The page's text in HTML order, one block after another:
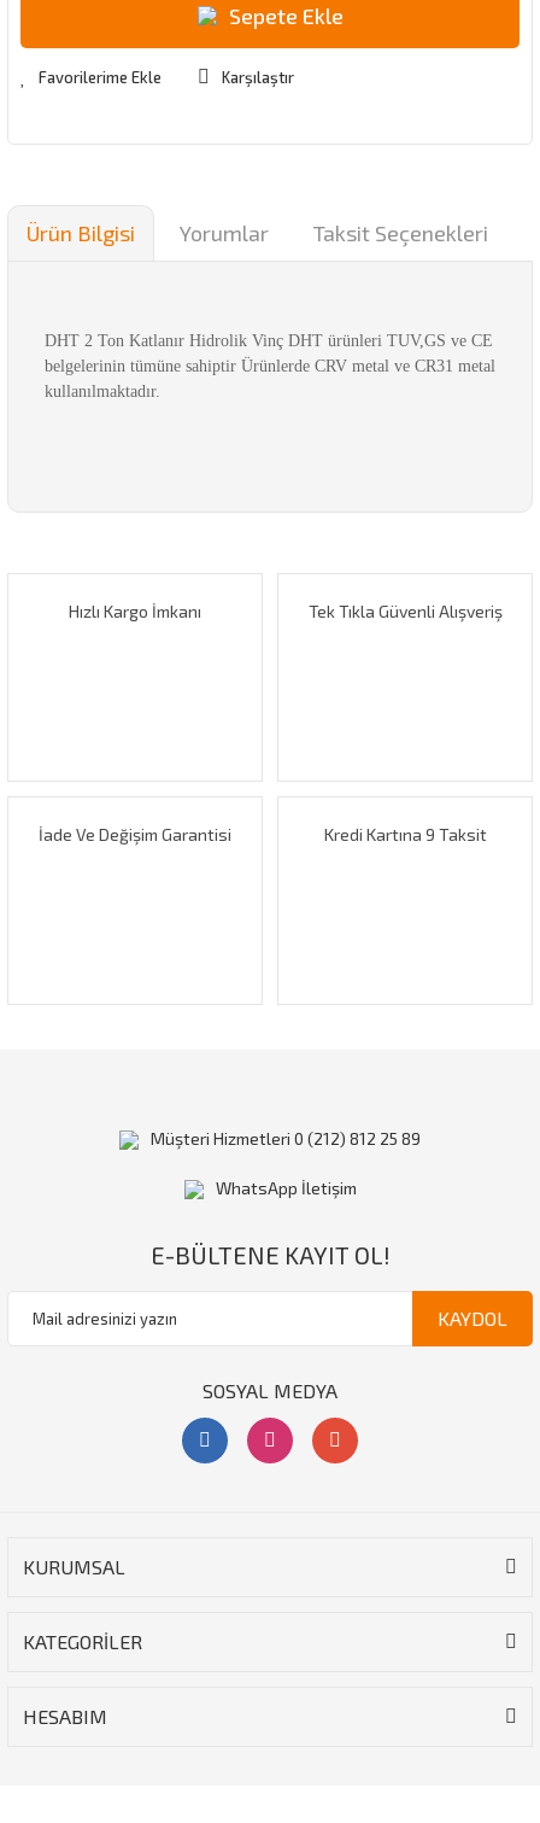
Sepete Ekle
Karşılaştır
Ürün Bilgisi Yorumlar Taksit Seçenekleri
DHT 2 Ton Katlanır Hidrolik Vinç DHT ürünleri TUV,GS ve CE
belgelerinin tümüne sahiptir Ürünlerde CRV metal ve CR31 metal
kullanılmaktadır.
Görüş ve önerileriniz için teşekkür ederiz.
Hızlı Kargo İmkanı Tek Tıkla Güvenli Alışveriş
İade Ve Değişim Garantisi Kredi Kartına 9 Taksit
KURUMSAL
KATEGORİLER
HESABIM
Müşteri Hizmetleri 0 (212) 812 25 89
WhatsApp İletişim
E-BÜLTENE KAYIT OL!
KAYDOL
SOSYAL MEDYA